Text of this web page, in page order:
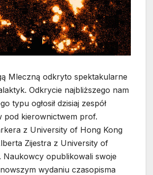
Mleczną odkryto spektakularne
Odkrycie najbliższego nam
typu ogłosił dzisiaj zespół
pod kierownictwem prof.
z University of Hong Kong
Zijestra z University of
Naukowcy opublikowali swoje
wydaniu czasopisma